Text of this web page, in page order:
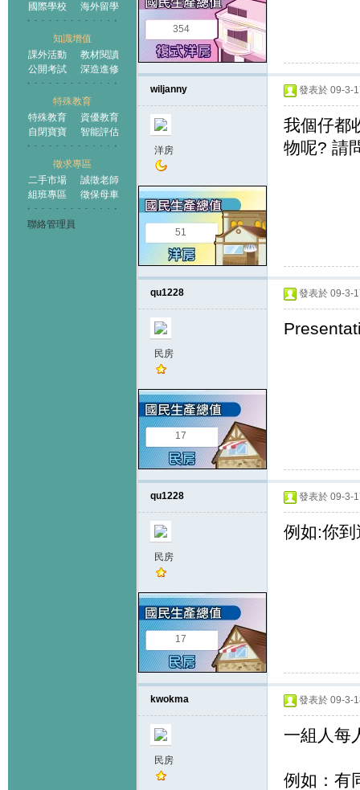
國際學校
海外留學
知識增值
課外活動
教材閱讀
公開考試
深造進修
特殊教育
特殊教育
資優教育
自閉寶寶
智能評估
徵求專區
二手市場
誠徵老師
組班專區
徵保母車
聯絡管理員
354
wiljanny
洋房
51
發表於 09-3-
我個仔都
物呢? 請
qu1228
民房
17
發表於 09-3-
qu1228
民房
17
發表於 09-3-
例如:你
kwokma
民房
發表於 09-3-
一組人每
例如：有